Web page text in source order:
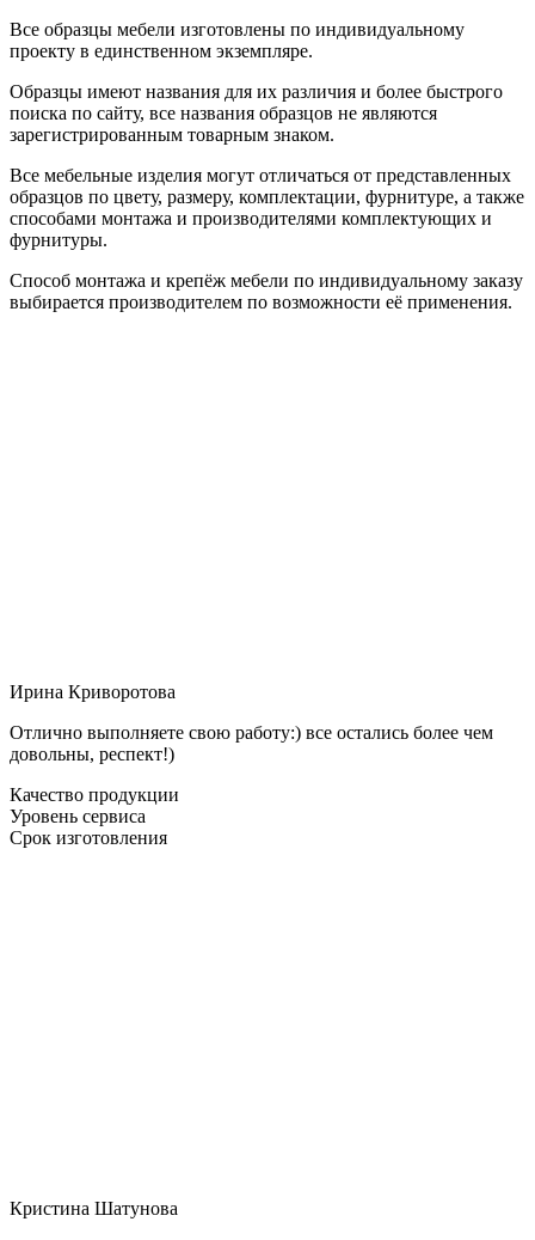
Все образцы мебели изготовлены по индивидуальному
проекту в единственном экземпляре.
Образцы имеют названия для их различия и более быстрого
поиска по сайту, все названия образцов не являются
зарегистрированным товарным знаком.
Все мебельные изделия могут отличаться от представленных
образцов по цвету, размеру, комплектации, фурнитуре, а также
способами монтажа и производителями комплектующих и
фурнитуры.
Способ монтажа и крепёж мебели по индивидуальному заказу
выбирается производителем по возможности её применения.
Ирина Криворотова
Отлично выполняете свою работу:) все остались более чем
довольны, респект!)
Качество продукции
Уровень сервиса
Срок изготовления
Кристина Шатунова